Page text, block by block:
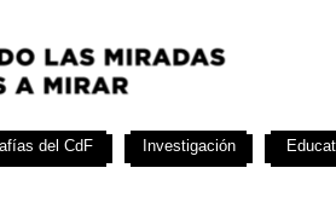
del CdF Investigación